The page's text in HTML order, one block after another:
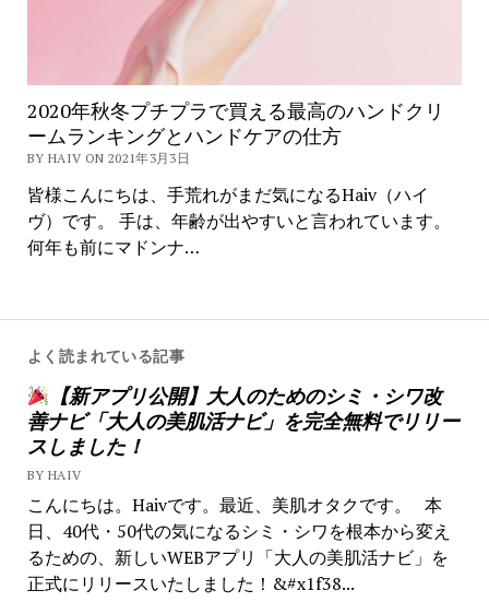
よく読まれている記事
【新アプリ公開】大人のためのシミ・シワ改
善ナビ「大人の美肌活ナビ」を完全無料でリリー
スしました！
BY HAIV
こんにちは。Haivです。最近、美肌オタクです。 本
日、40代・50代の気になるシミ・シワを根本から変え
るための、新しいWEBアプリ「大人の美肌活ナビ」を
正式にリリースいたしました！&#x1f38...
2020年秋冬プチプラで買える最高のハンドクリ
ームランキングとハンドケアの仕方
BY HAIV ON 2021年3月3日
皆様こんにちは、手荒れがまだ気になるHaiv（ハイ
ヴ）です。 手は、年齢が出やすいと言われています。
何年も前にマドンナ…